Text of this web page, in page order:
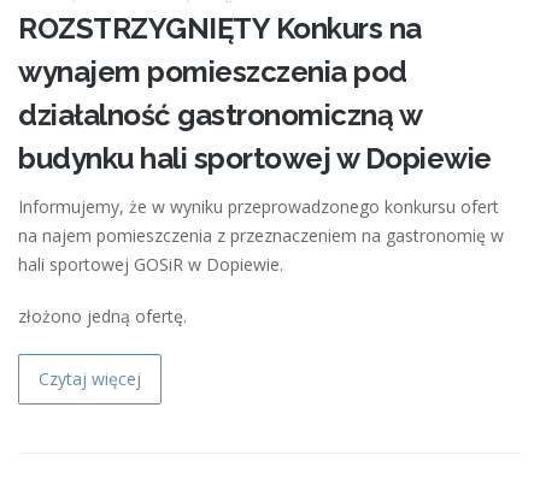
ROZSTRZYGNIĘTY Konkurs na
wynajem pomieszczenia pod
działalność gastronomiczną w
budynku hali sportowej w Dopiewie
Informujemy, że w wyniku przeprowadzonego konkursu ofert
na najem pomieszczenia z przeznaczeniem na gastronomię w
hali sportowej GOSiR w Dopiewie.
złożono jedną ofertę.
Czytaj więcej